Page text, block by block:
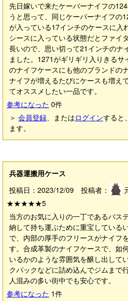
先日嫁いで来たケーバーナイフの
うと思って、同じケーバーナイフの
が入っている17インチのケースに入
シースに入っている状態だとファイ
長いので、思い切って21インチのナ
ました。1271がギリギリ入りきる
のナイフケースにも他のブランドの
ナイフが増えるたびにケースも増え
てオススメしたい一品です。
参考になった 0件
＞ 会員登録、またはログインすると
ます。
兵器運搬用ケース
投稿日：2023/12/09 投稿者：
★★★★★5
当方のお気に入りの一丁であるバス
納して持ち運ぶために重宝している
で、内部の厚手のフリースがナイフ
す。合成革製のナイフケースで、如
いるかのような雰囲気を醸し出して
クパックなどに詰め込んでジムまで
人混みの多い街中でも安心です。
参考になった 1件